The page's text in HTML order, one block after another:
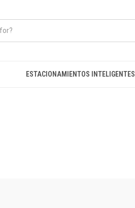
ESTACIONAMIENTOS INTELIGENTES